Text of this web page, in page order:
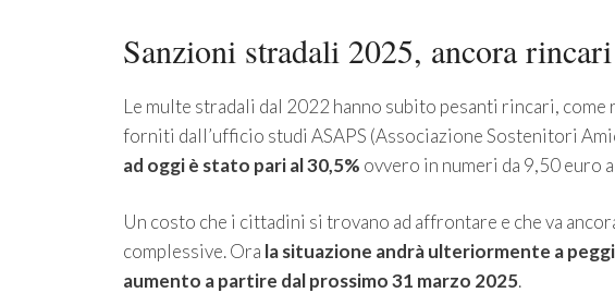
Sanzioni stradali 2025, ancora rincari
Le multe stradali dal 2022 hanno subito pesanti rincari,
forniti dall’ufficio studi ASAPS (Associazione Sostenitori
ad oggi è stato pari al 30,5% ovvero in numeri da 9,50 euro
Un costo che i cittadini si trovano ad affrontare e che va
complessive. Ora la situazione andrà ulteriormente a
aumento a partire dal prossimo 31 marzo 2025.